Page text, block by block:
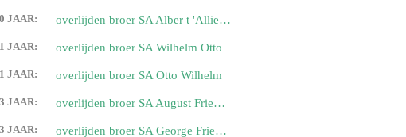
JAAR: overlijden broer SA Alber t 'Allie' Heinrich
JAAR: overlijden broer SA Wilhelm Otto
JAAR: overlijden broer SA Otto Wilhelm
JAAR: overlijden broer SA August Friederich Wilhelm
JAAR: overlijden broer SA George Friederich Wilhelm